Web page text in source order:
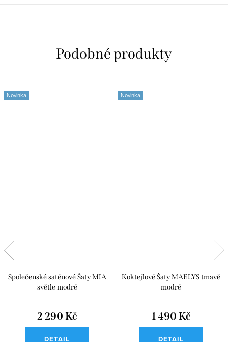
Novinka
Společenské saténové Šaty MIA
světle modré
2 290 Kč
DETAIL
Novinka
Koktejlové Šaty MAELYS tmavě
modré
1 490 Kč
DETAIL